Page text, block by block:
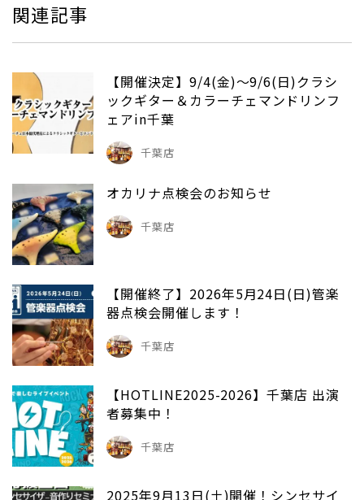
関連記事
【開催決定】9/4(金)～9/6(日)クラシ
ックギター＆カラーチェマンドリンフ
ェアin千葉
千葉店
オカリナ点検会のお知らせ
千葉店
【開催終了】2026年5月24日(日)管楽
器点検会開催します！
千葉店
【HOTLINE2025-2026】千葉店 出演
者募集中！
千葉店
2025年9月13日(土)開催！シンセサイ